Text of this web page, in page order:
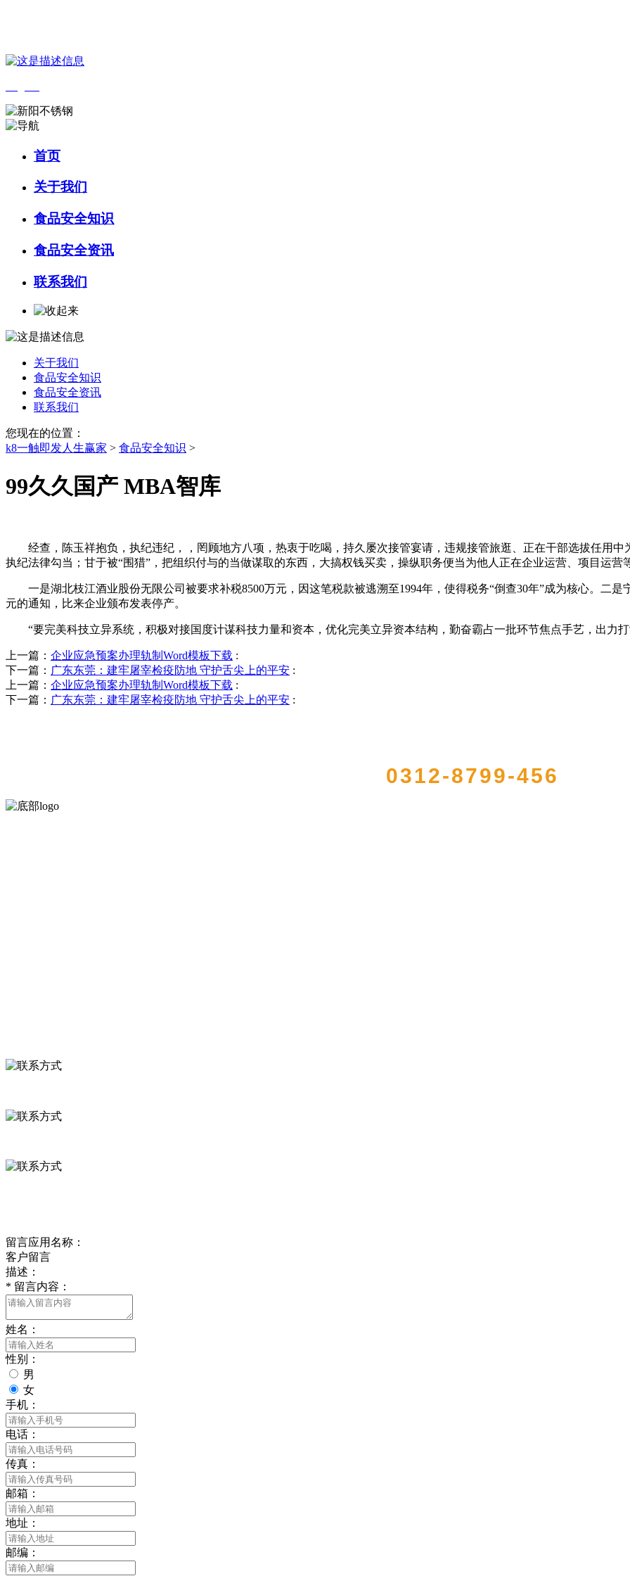
首页
关于我们
食品安全知识
食品安全资讯
联系我们
关于我们
食品安全知识
食品安全资讯
联系我们
您现在的位置：
k8一触即发人生赢家 > 食品安全知识 >
99久久国产 MBA智库
经查，陈玉祥抱负，执纪违纪，，罔顾地方八项，热衷于吃喝，持久屡次接管宴请，违规接管旅逛、正在干部选拔任用中
执纪法律勾当；甘于被“围猎”，把组织付与的当做谋取的东西，大搞权钱买卖，操纵职务便当为他人正在企业运营、项目运营
一是湖北枝江酒业股份无限公司被要求补税8500万元，因这笔税款被逃溯至1994年，使得税务“倒查30年”成为核心。二是
元的通知，比来企业颁布发表停产。
“要完美科技立异系统，积极对接国度计谋科技力量和资本，优化完美立异资本结构，勤奋霸占一批环节焦点手艺，出力打
上一篇： 企业应急预案办理轨制Word模板下载 :
下一篇： 广东东莞：建牢屠宰检疫防地 守护舌尖上的平安 :
上一篇： 企业应急预案办理轨制Word模板下载 :
下一篇： 广东东莞：建牢屠宰检疫防地 守护舌尖上的平安 :
0312-8799-456
留言应用名称：
客户留言
描述：
* 留言内容：
姓名：
性别：
男
女
手机：
电话：
传真：
邮箱：
地址：
邮编：